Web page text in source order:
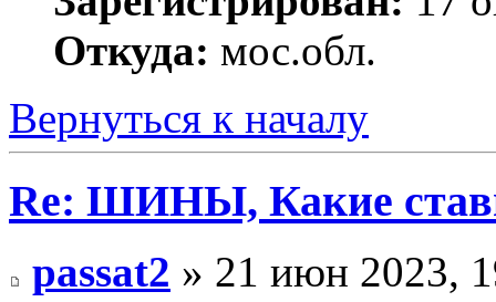
Откуда: мос.обл.
Вернуться к началу
Re: ШИНЫ, Какие
passat2 » 21 июн 2023,